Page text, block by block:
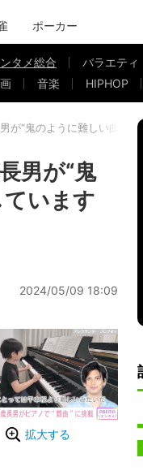
ポーカー
タメ総合 バラエティ
音楽 HIPHOP
“鬼のように難しい曲”に
男が“鬼
います
2024/05/09 18:09
拡大する